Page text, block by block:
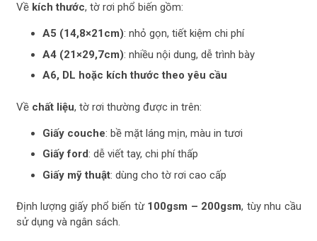
Về kích thước, tờ rơi phổ biến gồm:
A5 (14,8×21cm): nhỏ gọn, tiết kiệm chi phí
A4 (21×29,7cm): nhiều nội dung, dễ trình bày
A6, DL hoặc kích thước theo yêu cầu
Về chất liệu, tờ rơi thường được in trên:
Giấy couche: bề mặt láng mịn, màu in tươi
Giấy ford: dễ viết tay, chi phí thấp
Giấy mỹ thuật: dùng cho tờ rơi cao cấp
Định lượng giấy phổ biến từ 100gsm – 200gsm, tùy nhu cầu
sử dụng và ngân sách.